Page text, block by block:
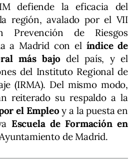
defiende la eficacia del
región, avalado por el VII
Prevención de Riesgos
a Madrid con el índice de
más bajodel país, y el
del Instituto Regional de
(IRMA). Del mismo modo,
reiterado su respaldo a la
el Empleoy a la puesta en
Escuela de Formación en
de Madrid.